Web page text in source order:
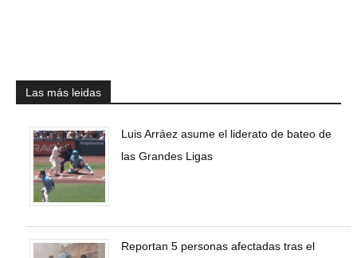
Las más leidas
Luis Arráez asume el liderato de bateo de
las Grandes Ligas
Reportan 5 personas afectadas tras el